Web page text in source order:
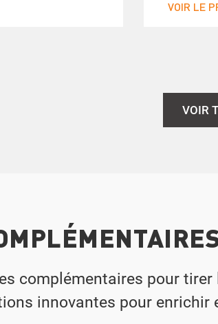
VOIR LE
VOIR
complémentaires pour
innovantes pour